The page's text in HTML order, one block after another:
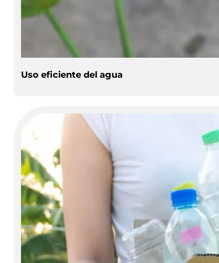
Uso eficiente del agua